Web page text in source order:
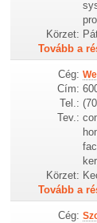
Körzet:
Tovább a
Cég:
Cím:
Tel.:
Tev.:
Körzet:
Tovább a
Cég: